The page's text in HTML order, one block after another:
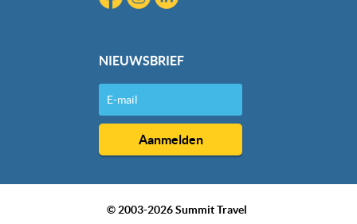
NIEUWSBRIEF
© 2003-2026 Summit Travel